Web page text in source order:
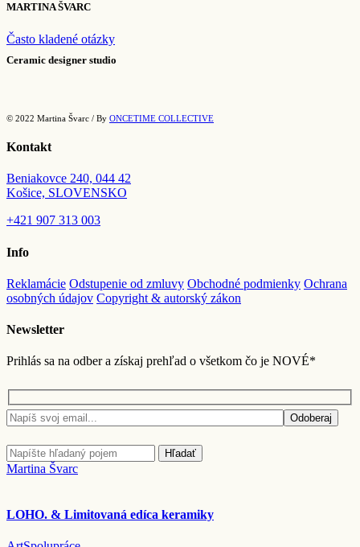
MARTINA ŠVARC
Často kladené otázky
Ceramic designer studio
© 2022 Martina Švarc / By ONCETIME COLLECTIVE
Kontakt
Beniakovce 240, 044 42
Košice, SLOVENSKO
+421 907 313 003
Info
Reklamácie Odstupenie od zmluvy Obchodné podmienky Ochrana
osobných údajov Copyright & autorský zákon
Newsletter
Prihlás sa na odber a získaj prehľad o všetkom čo je NOVÉ*
Odoberaj
Hľadať
Martina Švarc
LOHO. & Limitovaná edíca keramiky